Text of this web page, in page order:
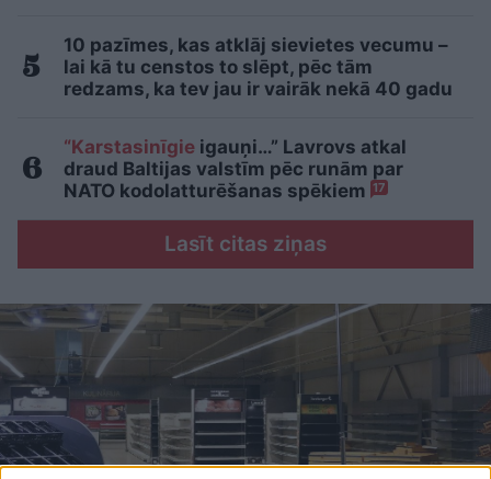
10 pazīmes, kas atklāj sievietes vecumu –
lai kā tu censtos to slēpt, pēc tām
redzams, ka tev jau ir vairāk nekā 40 gadu
“Karstasinīgie igauņi…” Lavrovs atkal
draud Baltijas valstīm pēc runām par
NATO kodolatturēšanas spēkiem 17
Lasīt citas ziņas